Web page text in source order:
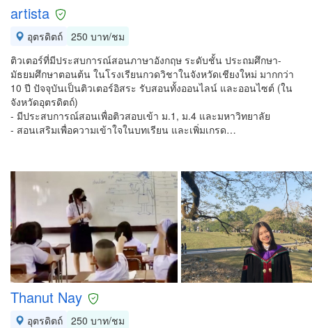
artista
อุตรดิตถ์ 250 บาท/ชม
ติวเตอร์ที่มีประสบการณ์สอนภาษาอังกฤษ ระดับชั้น ประถมศึกษา-
มัธยมศึกษาตอนต้น ในโรงเรียนกวดวิชาในจังหวัดเชียงใหม่ มากกว่า
10 ปี ปัจจุบันเป็นติวเตอร์อิสระ รับสอนทั้งออนไลน์ และออนไซต์ (ใน
จังหวัดอุตรดิตถ์)
- มีประสบการณ์สอนเพื่อติวสอบเข้า ม.1, ม.4 และมหาวิทยาลัย
- สอนเสริมเพื่อความเข้าใจในบทเรียน และเพิ่มเกรด…
Thanut Nay
อุตรดิตถ์ 250 บาท/ชม